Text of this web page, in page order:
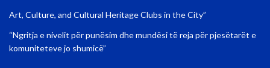
Art, Culture, and Cultural Heritage Clubs in the City”
“Ngritja e nivelit për punësim dhe mundësi të reja për pjesëtarët e
komuniteteve jo shumicë”